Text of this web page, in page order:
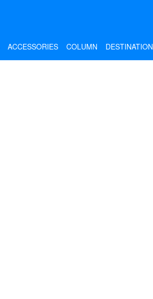
ACCESSORIES COLUMN DESTINATION